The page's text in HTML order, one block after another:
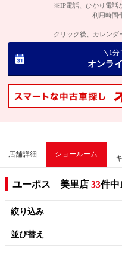
※IP電話、ひかり電話
利用時間
クリック後、カレンダ
1分
オンラ
店舗詳細 ショールーム
ユーポス 美里店33件中
絞り込み
並び替え